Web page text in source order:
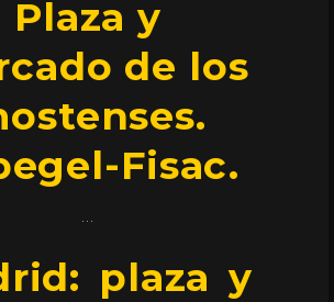
Plaza y
de los
Fisac.
plaza y